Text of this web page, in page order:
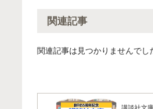
関連記事
関連記事は見つかりませんでし